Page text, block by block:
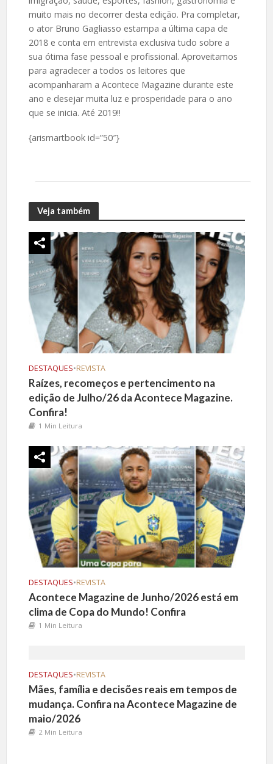
muito mais no decorrer desta edição. Pra completar,
o ator Bruno Gagliasso estampa a última capa de
2018 e conta em entrevista exclusiva tudo sobre a
sua ótima fase pessoal e profissional. Aproveitamos
para agradecer a todos os leitores que
acompanharam a Acontece Magazine durante este
ano e desejar muita luz e prosperidade para o ano
que se inicia. Até 2019!!
{arismartbook id=”50″}
Veja também
DESTAQUES•REVISTA
Raízes, recomeços e pertencimento na
edição de Julho/26 da Acontece Magazine.
Confira!
1 Min Leitura
DESTAQUES•REVISTA
Acontece Magazine de Junho/2026 está em
clima de Copa do Mundo! Confira
1 Min Leitura
DESTAQUES•REVISTA
Mães, família e decisões reais em tempos de
mudança. Confira na Acontece Magazine de
maio/2026
2 Min Leitura